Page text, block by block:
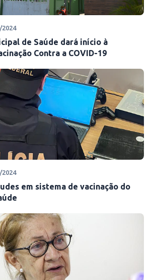
2024
de Saúde dará início à
Contra a COVID-19
2024
em sistema de vacinação do